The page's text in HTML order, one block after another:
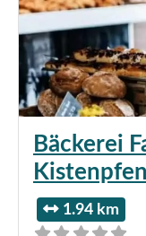
Bäckerei
1.94 km